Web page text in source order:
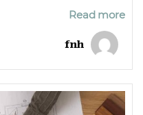
Read more
fnh